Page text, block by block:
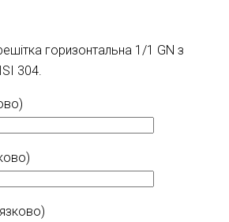
горизонтальна 1/1 GN з
304.